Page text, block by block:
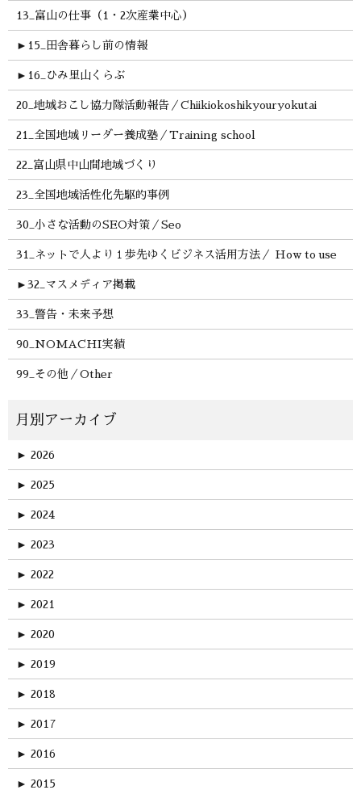
13_富山の仕事（1・2次産業中心）
► 15_田舎暮らし前の情報
► 16_ひみ里山くらぶ
20_地域おこし協力隊活動報告／Chiikiokoshikyouryokutai
21_全国地域リーダー養成塾／Training school
22_富山県中山間地域づくり
23_全国地域活性化先駆的事例
30_小さな活動のSEO対策／Seo
31_ネットで人より１歩先ゆくビジネス活用方法／ How to use
► 32_マスメディア掲載
33_警告・未来予想
90_NOMACHI実績
99_その他／Other
► 2026
► 2025
► 2024
► 2023
► 2022
► 2021
► 2020
► 2019
► 2018
► 2017
► 2016
► 2015